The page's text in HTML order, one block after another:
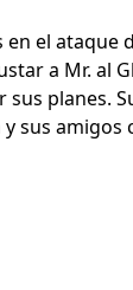
el ataque
a Mr. al
sus planes.
sus